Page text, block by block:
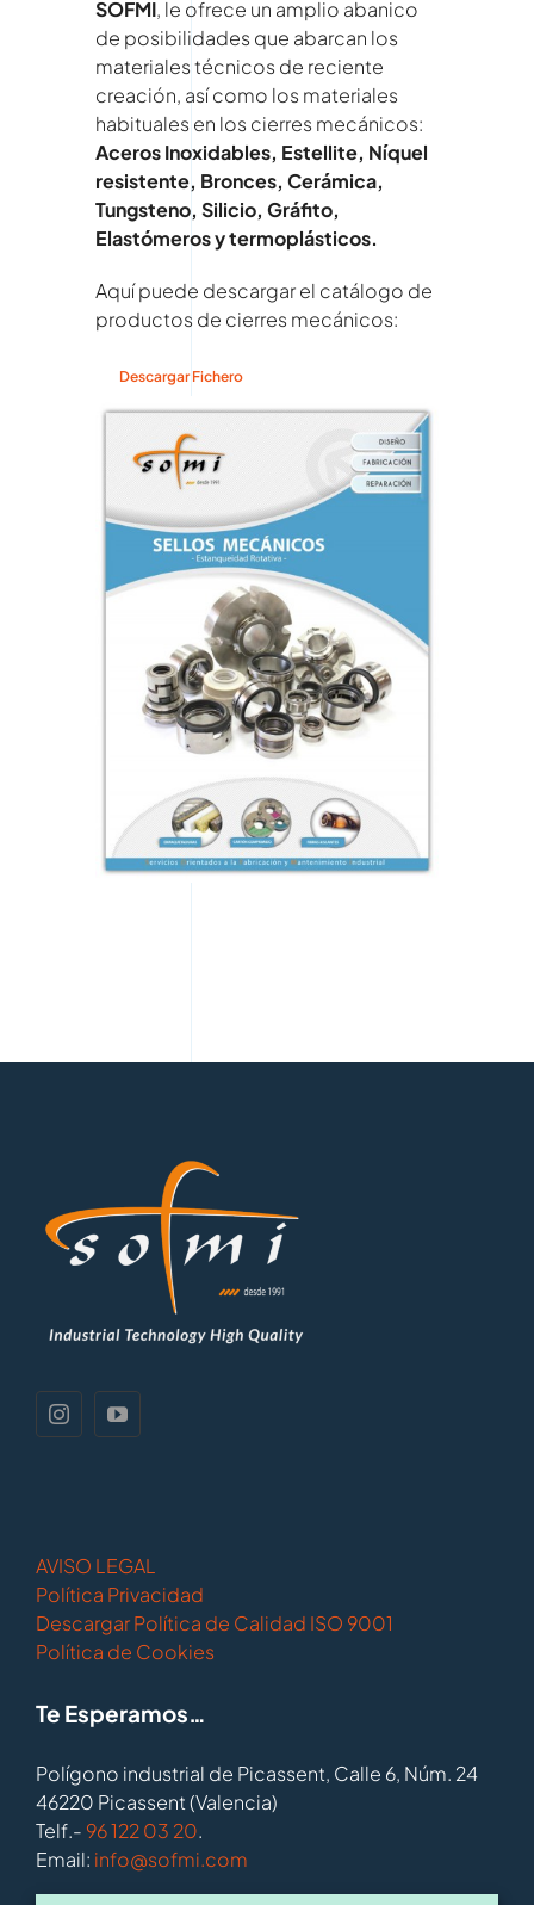
SOFMI, le ofrece un amplio abanico
de posibilidades que abarcan los
materiales técnicos de reciente
creación, así como los materiales
habituales en los cierres mecánicos:
Aceros Inoxidables, Estellite, Níquel
resistente, Bronces, Cerámica,
Tungsteno, Silicio, Gráfito,
Elastómeros y termoplásticos.
Aquí puede descargar el catálogo de
productos de cierres mecánicos:
Descargar Fichero
AVISO LEGAL
Política Privacidad
Descargar Política de Calidad ISO 9001
Política de Cookies
Te Esperamos…
Polígono industrial de Picassent, Calle 6, Núm. 24
46220 Picassent (Valencia)
Telf.- 96 122 03 20.
Email: info@sofmi.com